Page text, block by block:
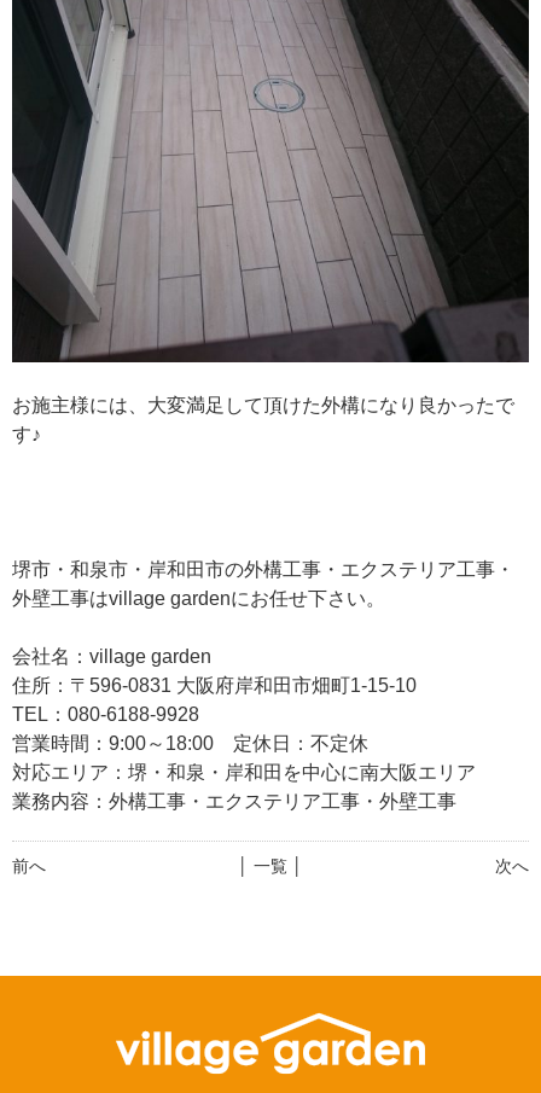
お施主様には、大変満足して頂けた外構になり良かったで
す♪
堺市・和泉市・岸和田市の外構工事・エクステリア工事・
外壁工事はvillage gardenにお任せ下さい。
会社名：village garden
住所：〒596-0831 大阪府岸和田市畑町1-15-10
TEL：080-6188-9928
営業時間：9:00～18:00 定休日：不定休
対応エリア：堺・和泉・岸和田を中心に南大阪エリア
業務内容：外構工事・エクステリア工事・外壁工事
前へ 次へ
│ 一覧 │